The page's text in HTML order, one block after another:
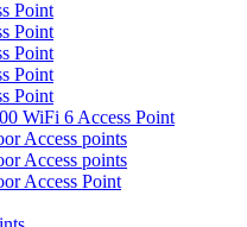
Point
Point
Point
Point
Point
WiFi 6 Access Point
Access points
Access points
Access Point